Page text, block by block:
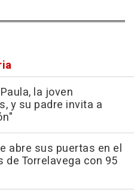
la joven
y su padre invita a
abre sus puertas en el
de Torrelavega con 95